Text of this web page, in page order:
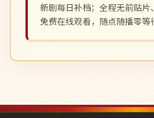
新剧每日补档；全程无前贴片
免费在线观看，随点随播零等